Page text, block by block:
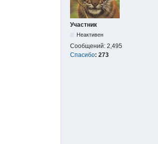
Участник
Неактивен
Сообщений: 2,495
Спасибо: 273